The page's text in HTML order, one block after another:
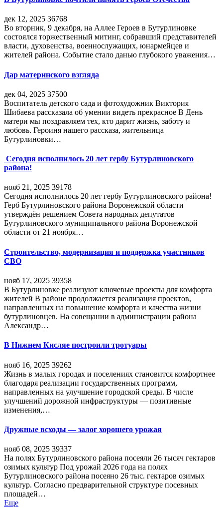
дек 12, 2025 36768
Во вторник, 9 декабря, на Аллее Героев в Бутурлиновке
состоялся торжественный митинг, собравший представителей
власти, духовенства, военнослужащих, юнармейцев и
жителей района. Событие стало данью глубокого уважения…
Дар материнского взгляда
дек 04, 2025 37500
Воспитатель детского сада и фотохудожник Виктория
Шибаева рассказала об умении видеть прекрасное В День
матери мы поздравляем тех, кто дарит жизнь, заботу и
любовь. Героиня нашего рассказа, жительница
Бутурлиновки…
Сегодня исполнилось 20 лет гербу Бутурлиновского
района!
нояб 21, 2025 39178
Сегодня исполнилось 20 лет гербу Бутурлиновского района!
Герб Бутурлиновского района Воронежской области
утверждён решением Совета народных депутатов
Бутурлиновского муниципального района Воронежской
области от 21 ноября…
Строительство, модернизация и поддержка участников
СВО
нояб 17, 2025 39358
В Бутурлиновке реализуют ключевые проекты для комфорта
жителей В районе продолжается реализация проектов,
направленных на повышение комфорта и качества жизни
бутурлиновцев. На совещании в администрации района
Александр…
В Нижнем Кисляе построили тротуары
нояб 16, 2025 39262
Жизнь в малых городах и поселениях становится комфортнее
благодаря реализации государственных программ,
направленных на улучшение городской среды. В числе
улучшений дорожной инфраструктуры — позитивные
изменения,…
Дружные всходы — залог хорошего урожая
нояб 08, 2025 39337
На полях Бутурлиновского района посеяли 26 тысяч гектаров
озимых культур Под урожай 2026 года на полях
Бутурлиновского района посеяно 26 тыс. гектаров озимых
культур. Согласно предварительной структуре посевных
площадей…
Еще